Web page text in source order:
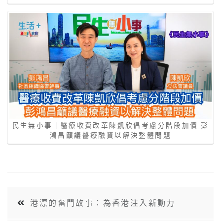
民生無小事｜醫療收費改革陳凱欣倡考慮分階段加價 彭
鴻昌籲議醫療融資以解決整體問題
港漂的奮鬥故事：為香港注入新動力